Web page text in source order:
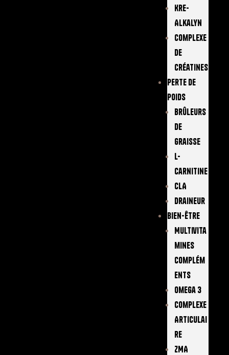
Kre-
Alkalyn
Complexe
De
Créatines
Perte De
Poids
Brûleurs
De
Graisse
L-
Carnitine
CLA
Draineur
Bien-Être
Multivita
Mines
Complém
Ents
Omega 3
Complexe
Articulai
Re
ZMA